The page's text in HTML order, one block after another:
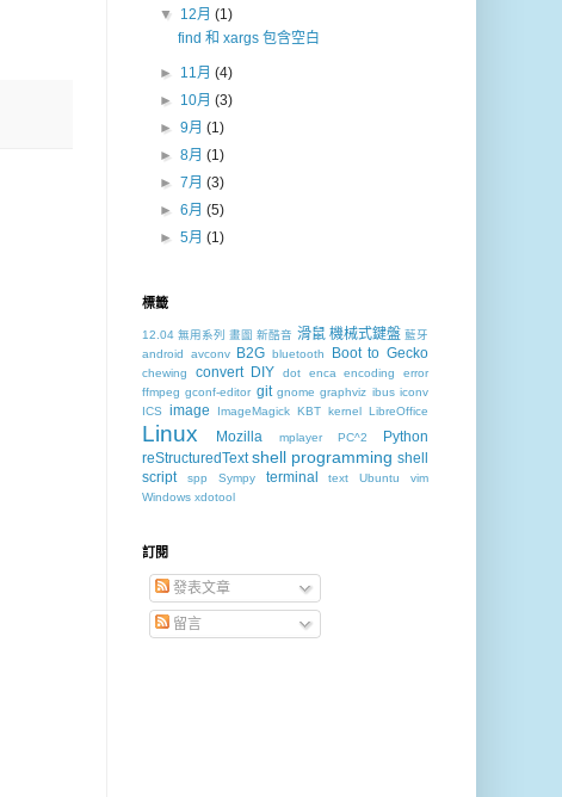
▼ 12月(1)
find 和 xargs 包含空白
► 11月(4)
► 10月(3)
►9月(1)
►8月(1)
►7月(3)
►6月(5)
►5月(1)
標籤
12.04 無用系列 畫圖 新酷音 滑鼠 機械式鍵盤 藍牙
android
avconv B2G bluetooth Boot to Gecko
chewing convert DIY dot enca encoding
error
ffmpeg gconf-editor git gnome graphviz ibus iconv
ICS
image ImageMagick KBT kernel LibreOffice
Linux Mozilla mplayer PC^2
Python
reStructuredText shell programming shell
script
spp Sympy terminal text Ubuntu
vim
Windows xdotool
訂閱
發表文章
留言